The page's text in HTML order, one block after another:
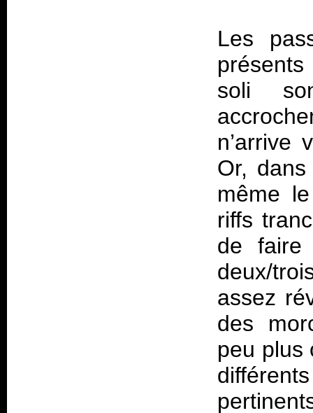
Les
présents
soli
n’arrive
Or,
même
riffs
de faire
deux/
assez
des
peu plus